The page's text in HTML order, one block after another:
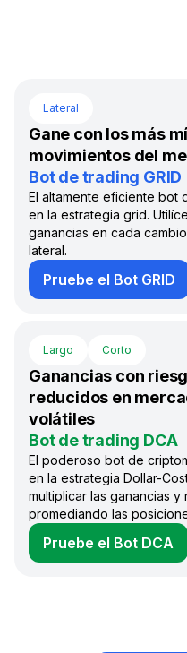
Lateral
Gane con los más
movimientos del
Bot de trading GRID
El altamente eficiente bot
en la estrategia grid.
ganancias en cada
lateral.
Pruebe el Bot GRID
Largo Corto
Ganancias con
reducidos en
volátiles
Bot de trading DCA
El poderoso bot de
en la estrategia Dollar-
multiplicar las ganancias
promediando las
Pruebe el Bot DCA